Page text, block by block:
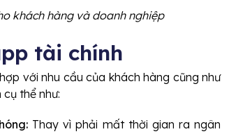
khách hàng và doanh nghiệp
tài chính
với nhu cầu của khách hàng cũng như
thể như:
Thay vì phải mất thời gian ra ngân